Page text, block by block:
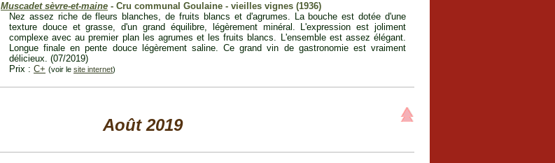
Muscadet sèvre-et-maine - Cru communal Goulaine - vieilles vignes (1936)
Nez assez riche de fleurs blanches, de fruits blancs et d'agrumes. La bouche est dotée d'une
texture douce et grasse, d'un grand équilibre, légèrement minéral. L'expression est joliment
complexe avec au premier plan les agrumes et les fruits blancs. L'ensemble est assez élégant.
Longue finale en pente douce légèrement saline. Ce grand vin de gastronomie est vraiment
délicieux. (07/2019)
Prix : C+ (voir le site internet)
Août 2019